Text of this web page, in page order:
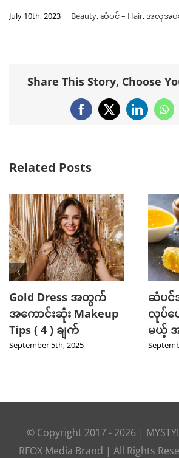
July 10th, 2023 | Beauty,ဆံပင် – Hair,အလှအပဆို
Share This Story, Choose
Facebook
X LinkedIn
Related Posts
Gold Dress အတွက်
အကောင်းဆုံး Makeup
Tips ( 4 ) ချက်
September 5th, 2025
ဆံပင်
လုပ်ပ
မယ့် အ
© Copyright 2017 - 2026 |
RFOX Media Brand | All Rights